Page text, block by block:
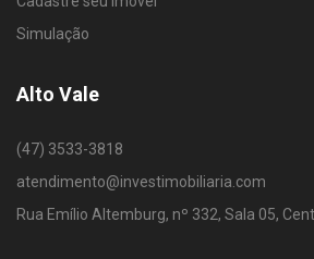
Simulação
Alto Vale
(47) 3533-3818
atendimento@investimobiliaria.com
Rua Emílio Altemburg, nº 332, Sala 05,